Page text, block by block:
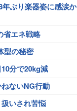
年ぶり楽器姿に感涙か
省エネ戦略
型の秘密
分で20kg減
ないNG行動
いされ苦悩